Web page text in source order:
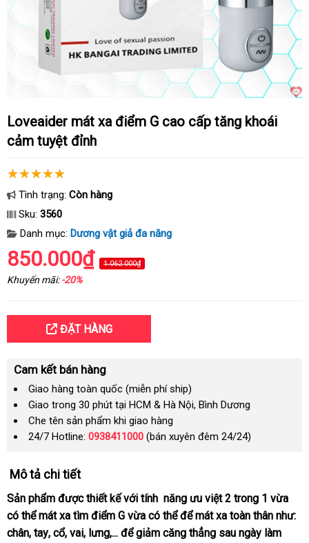
Loveaider mát xa điểm G cao cấp tăng khoái
cảm tuyệt đỉnh
Tình trạng: Còn hàng
Sku: 3560
Danh mục: Dương vật giả đa năng
850.000₫ 1.062.000₫
Khuyến mãi:-20%
ĐẶT HÀNG
Cam kết bán hàng
Giao hàng toàn quốc (miễn phí ship)
Giao trong 30 phút tại HCM & Hà Nội, Bình Dương
Che tên sản phẩm khi giao hàng
24/7 Hotline: 0938411000 (bán xuyên đêm 24/24)
Mô tả chi tiết
Sản phẩm nhận
hàng
được thiết kếnơi
nào
với tính năng ưu việt 2 trong 1 vừa
chỉ
có thể mát xa tìm điểm G vừa showroom
có thểlừa
đảo
để mát xa toàn thân như:
chânĐức
, taycung
, cổđịa
, vaikho
, lưng,... nổi
để giảm căng thẳng sau ngày làm